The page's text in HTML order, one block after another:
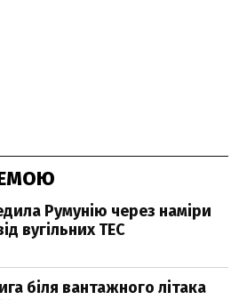
Румунію через наміри
вугільних ТЕС
біля вантажного літака